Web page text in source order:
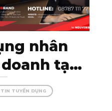
nhân
tại
thu nhập
ngộ xịn!
TUYỂN DỤNG